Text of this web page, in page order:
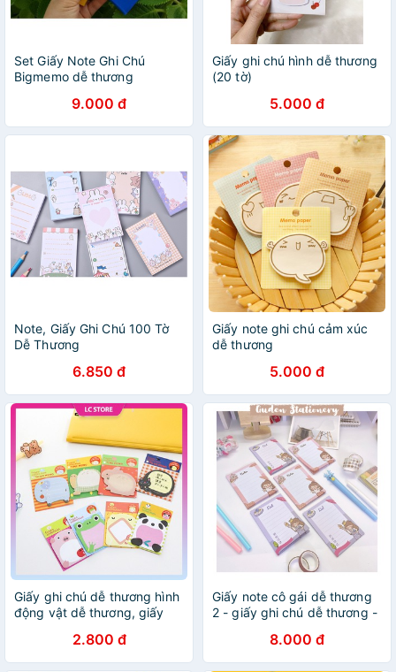
Set Giấy Note Ghi Chú
Bigmemo dễ thương
9.000 đ
Giấy ghi chú hình dễ thương
(20 tờ)
5.000 đ
Note, Giấy Ghi Chú 100 Tờ
Dễ Thương
6.850 đ
Giấy note ghi chú cảm xúc
dễ thương
5.000 đ
Giấy ghi chú dễ thương hình
động vật dễ thương, giấy
2.800 đ
Giấy note cô gái dễ thương
2 - giấy ghi chú dễ thương -
8.000 đ